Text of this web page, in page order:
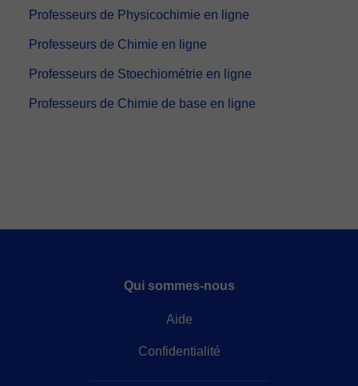
Professeurs de Physicochimie en ligne
Professeurs de Chimie en ligne
Professeurs de Stoechiométrie en ligne
Professeurs de Chimie de base en ligne
Qui sommes-nous
Aide
Confidentialité